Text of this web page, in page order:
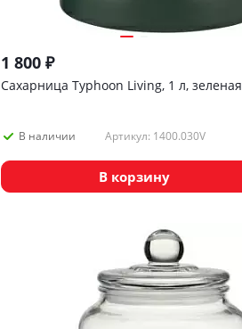
1 800₽
Сахарница Typhoon Living, 1 л, зеленая
В наличии Артикул: 1400.030V
В корзину